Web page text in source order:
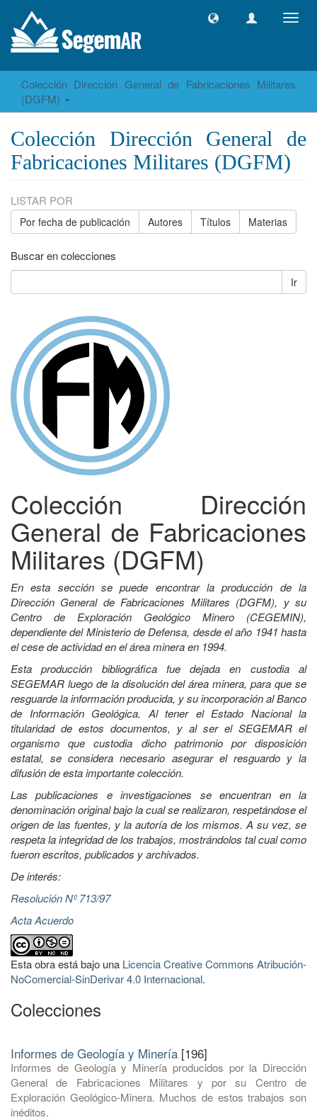
Colección Dirección General de Fabricaciones Militares
(DGFM)
Colección Dirección General de
Fabricaciones Militares (DGFM)
LISTAR POR
Por fecha de publicación Autores Títulos Materias
Buscar en colecciones
Ir
Colección Dirección
General de Fabricaciones
Militares (DGFM)
En esta sección se puede encontrar la producción de la
Dirección General de Fabricaciones Militares (DGFM), y su
Centro de Exploración Geológico Minero (CEGEMIN),
dependiente del Ministerio de Defensa, desde el año 1941 hasta
el cese de actividad en el área minera en 1994.
Esta producción bibliográfica fue dejada en custodia al
SEGEMAR luego de la disolución del área minera, para que se
resguarde la información producida, y su incorporación al Banco
de Información Geológica. Al tener el Estado Nacional la
titularidad de estos documentos, y al ser el SEGEMAR el
organismo que custodia dicho patrimonio por disposición
estatal, se considera necesario asegurar el resguardo y la
difusión de esta importante colección.
Las publicaciones e investigaciones se encuentran en la
denominación original bajo la cual se realizaron, respetándose el
origen de las fuentes, y la autoría de los mismos. A su vez, se
respeta la integridad de los trabajos, mostrándolos tal cual como
fueron escritos, publicados y archivados.
De interés:
Resolución Nº 713/97
Acta Acuerdo
Esta obra está bajo una Licencia Creative Commons Atribución-
NoComercial-SinDerivar 4.0 Internacional.
Colecciones
Informes de Geología y Minería [196]
Informes de Geología y Minería producidos por la Dirección
General de Fabricaciones Militares y por su Centro de
Exploración Geológico-Minera. Muchos de estos trabajos son
inéditos.